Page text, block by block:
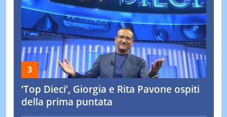
‘Top Dieci’, Giorgia e Rita Pavone ospiti
della prima puntata